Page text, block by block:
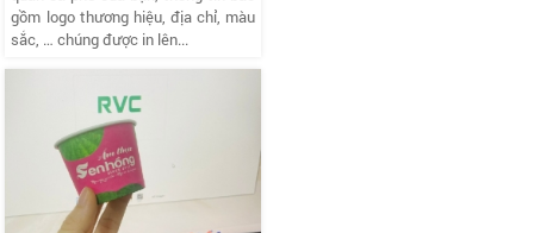
gồm logo thương hiệu, địa chỉ, màu
sắc, … chúng được in lên...